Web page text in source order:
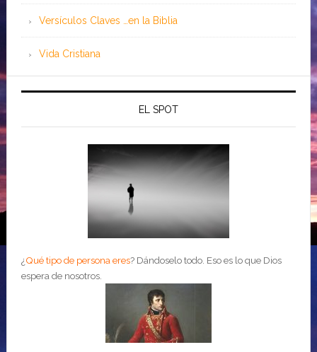
Versículos Claves …en la Biblia
Vida Cristiana
EL SPOT
¿Qué tipo de persona eres? Dándoselo todo. Eso es lo que Dios
espera de nosotros.